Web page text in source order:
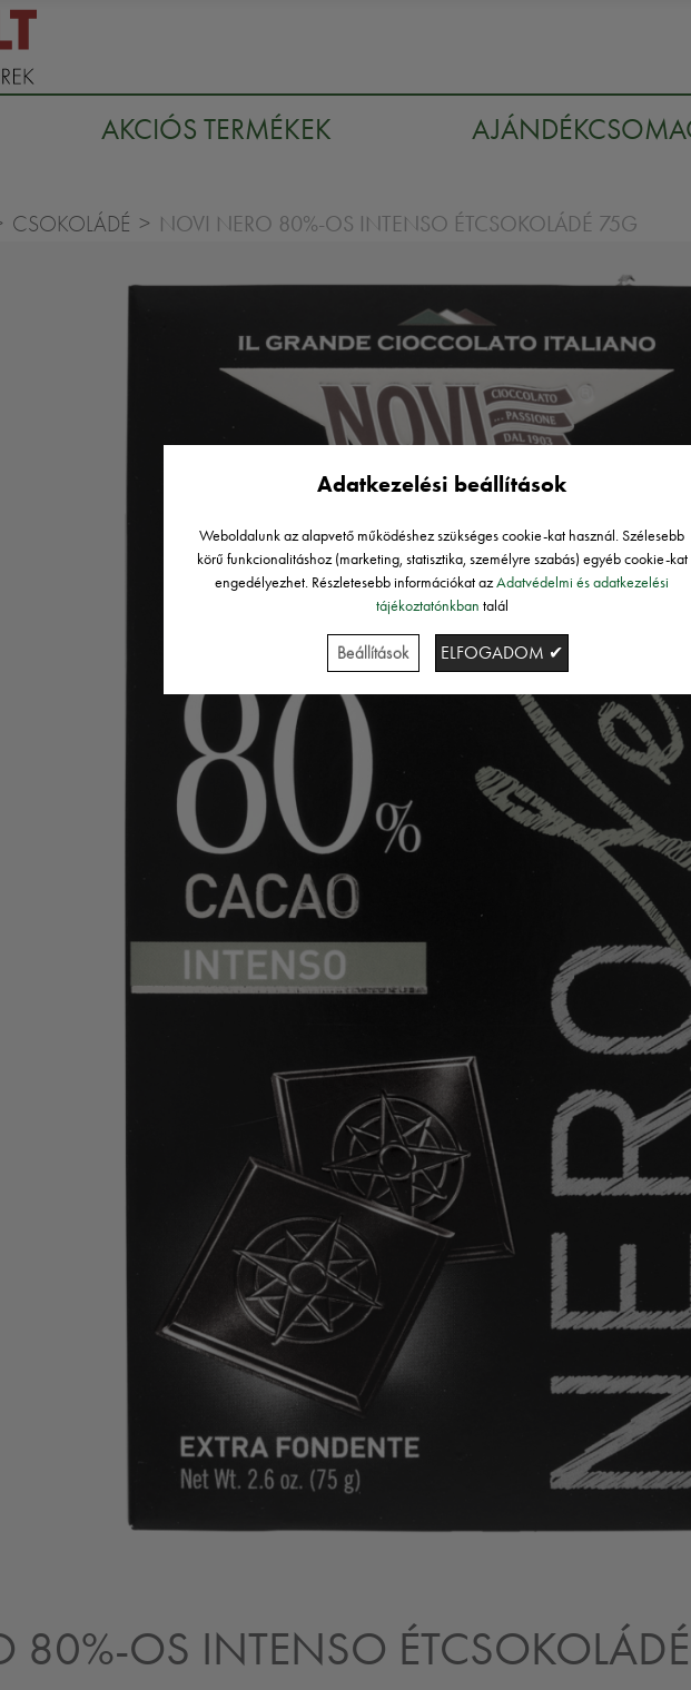
AKCIÓS TERMÉKEK
CSOKOLÁDÉ NOVI NERO 80%-OS INTENSO ÉTCSOKOLÁDÉ 75G
80%-OS INTENSO
Adatkezelési beállítások
Weboldalunk az alapvető működéshez szükséges cookie-kat használ. Szélesebb
körű funkcionalitáshoz (marketing, statisztika, személyre szabás) egyéb cookie-kat
engedélyezhet. Részletesebb információkat azAdatvédelmi és adatkezelési
tájékoztatónkban talál
Beállítások ELFOGADOM ✔